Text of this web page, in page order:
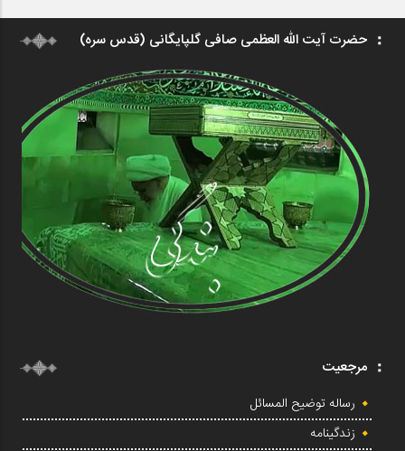
حضرت آیت الله العظمی صافی گلپایگانی (قدس سره)
مرجعیت
رساله توضیح المسائل
زندگینامه